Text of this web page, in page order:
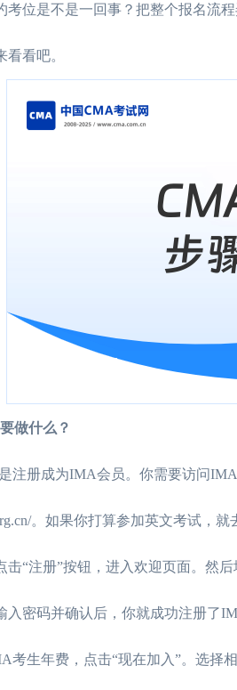
考位是不是一回事？把整个报名流
看吧。
做什么？
注册成为IMA会员。你需要访问
。如果你打算参加英文考试，
击“注册”按钮，进入欢迎页面。然
入密码并确认后，你就成功注册了
考生年费，点击“现在加入”。选择